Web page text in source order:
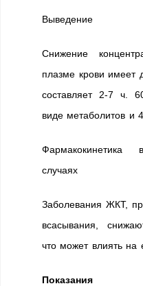
Выведение
Снижение
плазме крови имеет
составляет 2-7 ч.
виде метаболитов и
случаях
Заболевания ЖКТ,
всасывания,
что может влиять на
Показания